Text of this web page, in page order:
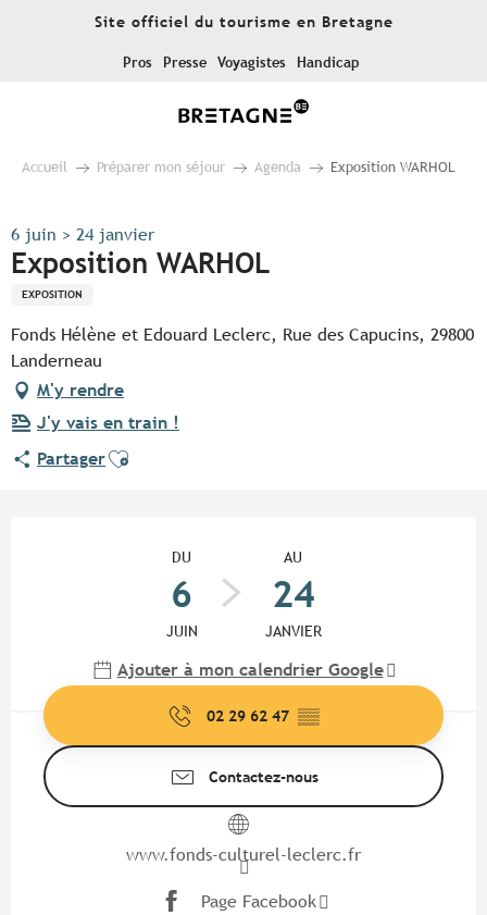
Site officiel du tourisme en Bretagne
Pros Presse Voyagistes Handicap
Accueil Préparer mon séjour Agenda Exposition WARHOL
6 juin > 24 janvier
Exposition WARHOL
EXPOSITION
Fonds Hélène et Edouard Leclerc, Rue des Capucins, 29800
Landerneau
M'y rendre
J'y vais en train !
PartagerAjouter aux favoris
DU
6
JUIN
AU
24
JANVIER
Ajouter à mon calendrier Google
02 29 62 47 ▒▒
Contactez-nous
www.fonds-culturel-leclerc.fr
Page Facebook